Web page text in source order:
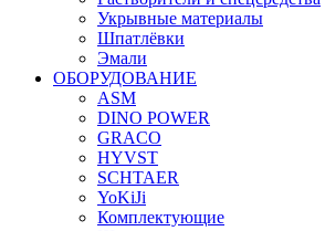
Укрывные материалы
Шпатлёвки
Эмали
ОБОРУДОВАНИЕ
ASM
DINO POWER
GRACO
HYVST
SCHTAER
YoKiJi
Комплектующие